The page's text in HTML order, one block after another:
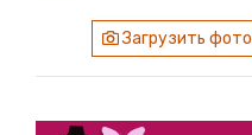
Загрузить фото